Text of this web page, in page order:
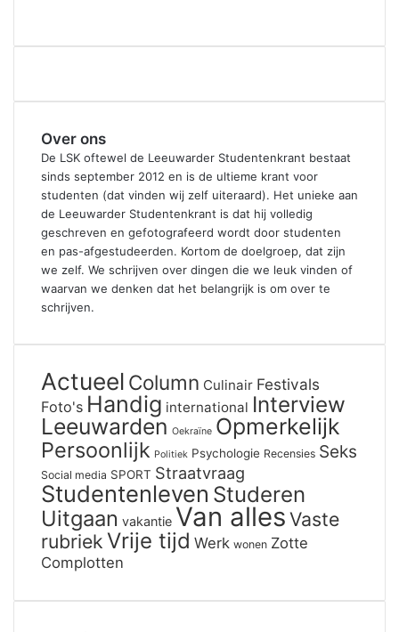
Over ons
De LSK oftewel de Leeuwarder Studentenkrant bestaat
sinds september 2012 en is de ultieme krant voor
studenten (dat vinden wij zelf uiteraard). Het unieke aan
de Leeuwarder Studentenkrant is dat hij volledig
geschreven en gefotografeerd wordt door studenten
en pas-afgestudeerden. Kortom de doelgroep, dat zijn
we zelf. We schrijven over dingen die we leuk vinden of
waarvan we denken dat het belangrijk is om over te
schrijven.
Actueel Column Culinair Festivals
Foto's Handig international Interview
Leeuwarden Oekraïne Opmerkelijk
Persoonlijk Politiek Psychologie Recensies Seks
Social media SPORT Straatvraag
Studentenleven Studeren
Uitgaan vakantie Van allesVaste
rubriekVrije tijd Werk wonen Zotte
Complotten